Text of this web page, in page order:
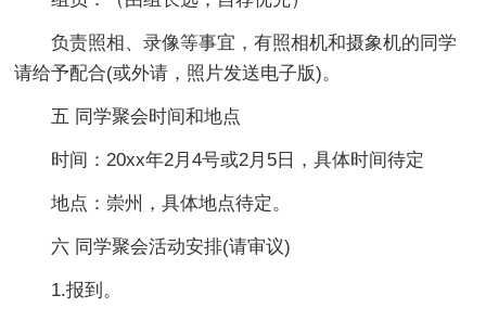
负责照相、录像等事宜，有照相机和摄象机的同学
请给予配合(或外请，照片发送电子版)。
五 同学聚会时间和地点
时间：20xx年2月4号或2月5日，具体时间待定
地点：崇州，具体地点待定。
六 同学聚会活动安排(请审议)
1.报到。